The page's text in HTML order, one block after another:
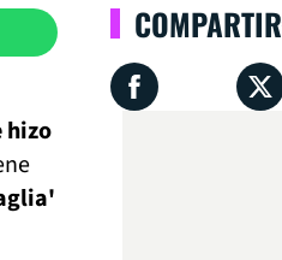
hizo
COMPARTIR